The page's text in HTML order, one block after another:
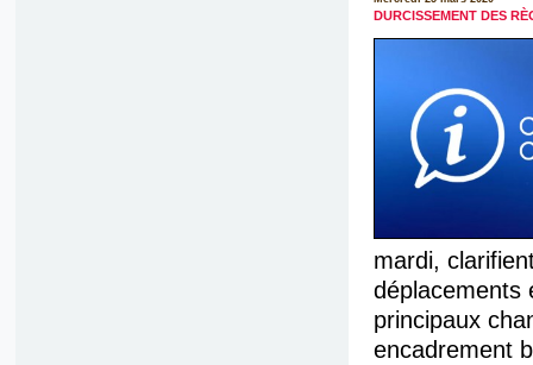
DURCISSEMENT DES
mardi,
déplacements
principaux
encadrement